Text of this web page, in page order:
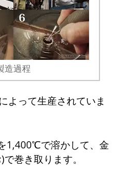
造過程
よって生産されていま
1,400℃で溶かして、金
巻き取ります。